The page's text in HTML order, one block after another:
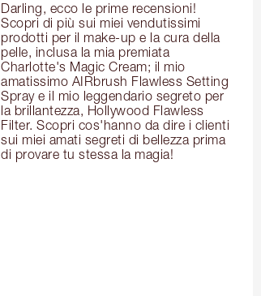
Darling, ecco le prime recensioni!
Scopri di più sui miei vendutissimi
prodotti per il make-up e la cura della
pelle, inclusa la mia premiata
Charlotte's Magic Cream; il mio
amatissimo AIRbrush Flawless Setting
Spray e il mio leggendario segreto per
la brillantezza, Hollywood Flawless
Filter. Scopri cos'hanno da dire i clienti
sui miei amati segreti di bellezza prima
di provare tu stessa la magia!